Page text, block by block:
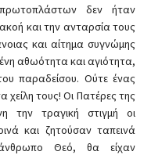
δεν ήταν
και την ανταρσία τους
και αίτημα συγνώμης
αθωότητα και αγιότητα,
παραδείσου. Ούτε ένας
τους! Οι Πατέρες της
την τραγική στιγμή οι
και ζητούσαν ταπεινά
Θεό, θα είχαν